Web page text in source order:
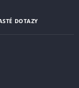
DOTAZY